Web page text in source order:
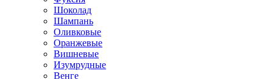
Шоколад
Шампань
Оливковые
Оранжевые
Вишневые
Изумрудные
Венге